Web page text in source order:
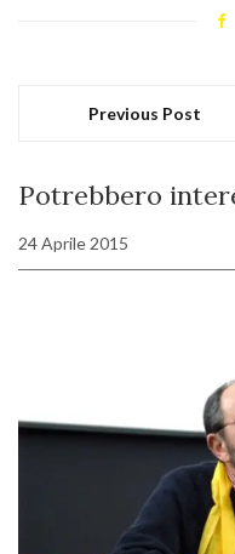
Previous Post
Potrebbero
24 Aprile 2015